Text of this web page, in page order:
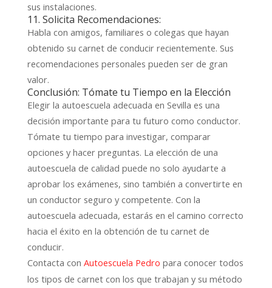
sus instalaciones.
11. Solicita Recomendaciones:
Habla con amigos, familiares o colegas que hayan
obtenido su carnet de conducir recientemente. Sus
recomendaciones personales pueden ser de gran
valor.
Conclusión: Tómate tu Tiempo en la Elección
Elegir la autoescuela adecuada en Sevilla es una
decisión importante para tu futuro como conductor.
Tómate tu tiempo para investigar, comparar
opciones y hacer preguntas. La elección de una
autoescuela de calidad puede no solo ayudarte a
aprobar los exámenes, sino también a convertirte en
un conductor seguro y competente. Con la
autoescuela adecuada, estarás en el camino correcto
hacia el éxito en la obtención de tu carnet de
conducir.
Contacta con Autoescuela Pedro para conocer todos
los tipos de carnet con los que trabajan y su método